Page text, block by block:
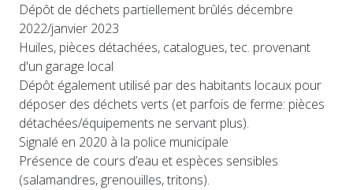
Dépôt de déchets partiellement brûlés décembre
2022/janvier 2023
Huiles, pièces détachées, catalogues, tec. provenant
d'un garage local
Dépôt également utilisé par des habitants locaux pour
déposer des déchets verts (et parfois de ferme: pièces
détachées/équipements ne servant plus).
Signalé en 2020 à la police municipale
Présence de cours d’eau et espèces sensibles
(salamandres, grenouilles, tritons).